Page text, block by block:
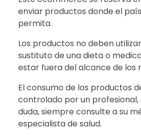
enviar productos donde el
permita.
Los productos no deben
sustituto de una dieta o
estar fuera del alcance de los
El consumo de los productos
controlado por un
duda, siempre consulte a su
especialista de salud.